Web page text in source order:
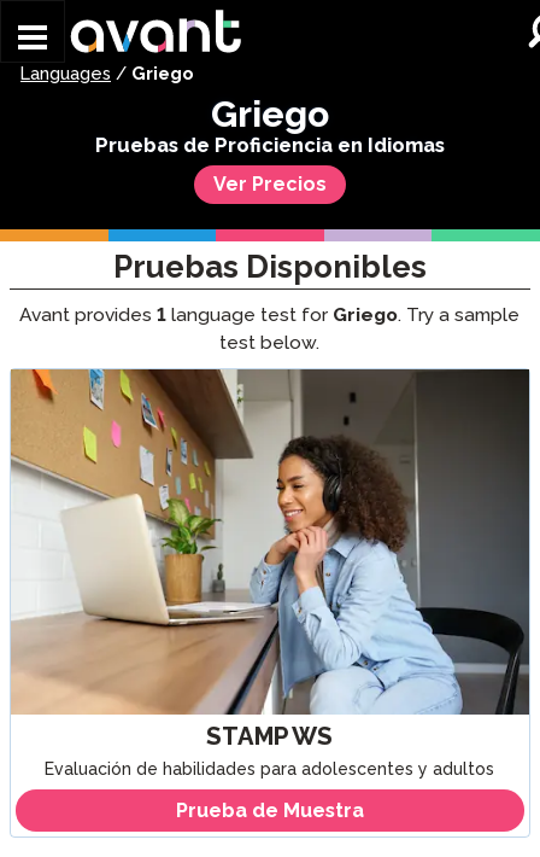
Languages / Griego
Griego
Pruebas de Proficiencia en Idiomas
Ver Precios
Pruebas Disponibles
Avant provides1 language test for Griego. Try a sample
test below.
STAMP WS
Evaluación de habilidades para adolescentes y adultos
Prueba de Muestra